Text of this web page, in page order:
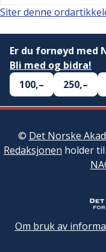
Siter denne
Er du fornøyd med
Bli med og bidra!
100,–
250,–
© Det Norske
Redaksjonen holder
Om bruk av